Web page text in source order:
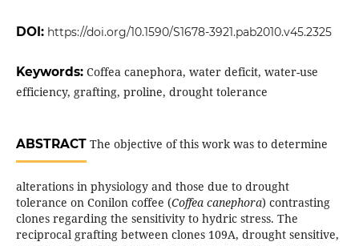
DOI: https://doi.org/10.1590/S1678-3921.pab2010.v45.2325
Keywords: Coffea canephora, water deficit, water-use
efficiency, grafting, proline, drought tolerance
ABSTRACTThe objective of this work was to determine
alterations in physiology and those due to drought
tolerance on Conilon coffee (Coffea canephora) contrasting
clones regarding the sensitivity to hydric stress. The
reciprocal grafting between clones 109A, drought sensitive,